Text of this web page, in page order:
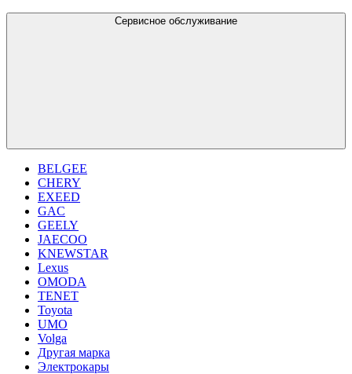
Сервисное обслуживание
BELGEE
CHERY
EXEED
GAC
GEELY
JAECOO
KNEWSTAR
Lexus
OMODA
TENET
Toyota
UMO
Volga
Другая марка
Электрокары